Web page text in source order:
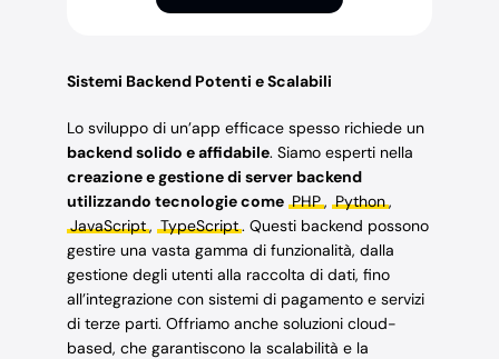
Sistemi Backend Potenti e Scalabili
Lo sviluppo di un’app efficace spesso richiede un
backend solido e affidabile. Siamo esperti nella
creazione e gestione di server backend
utilizzando tecnologie come PHP, Python,
JavaScript, TypeScript. Questi backend possono
gestire una vasta gamma di funzionalità, dalla
gestione degli utenti alla raccolta di dati, fino
all’integrazione con sistemi di pagamento e servizi
di terze parti. Offriamo anche soluzioni cloud-
based, che garantiscono la scalabilità e la